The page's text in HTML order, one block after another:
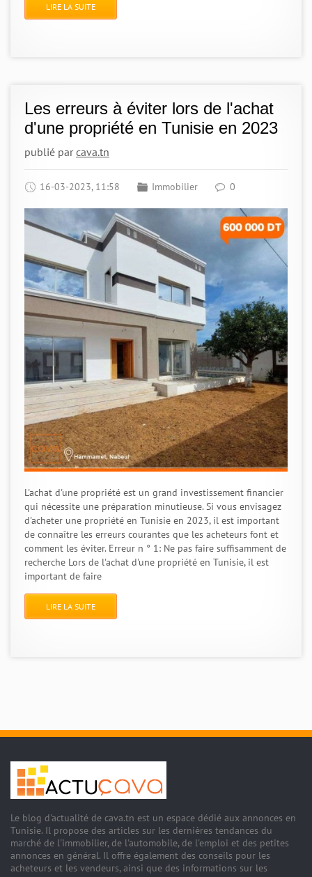
LIRE LA SUITE
Les erreurs à éviter lors de l'achat
d'une propriété en Tunisie en 2023
publié parcava.tn
16-03-2023, 11:58 Immobilier 0
L'achat d'une propriété est un grand investissement financier
qui nécessite une préparation minutieuse. Si vous envisagez
d'acheter une propriété en Tunisie en 2023, il est important
de connaître les erreurs courantes que les acheteurs font et
comment les éviter. Erreur n ° 1: Ne pas faire suffisamment de
recherche Lors de l'achat d'une propriété en Tunisie, il est
important de faire
LIRE LA SUITE
Le blog d'actualité de cava.tn est un espace dédié aux annonces en
Tunisie. Il propose des articles sur les dernières tendances du
marché de l'immobilier, de l'automobile, de l'emploi et des petites
annonces en général. Il offre également des conseils pour les
acheteurs et les vendeurs, ainsi que des informations sur les